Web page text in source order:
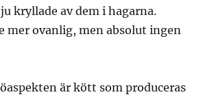
kryllade av dem i hagarna.
mer ovanlig, men absolut ingen
är kött som produceras